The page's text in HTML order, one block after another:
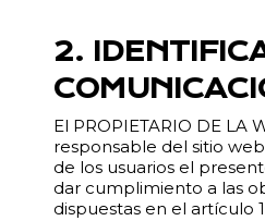
2.
El PROPIETARIO DE LA
responsable del sitio
de los usuarios el
dar cumplimiento a las
dispuestas en el artículo